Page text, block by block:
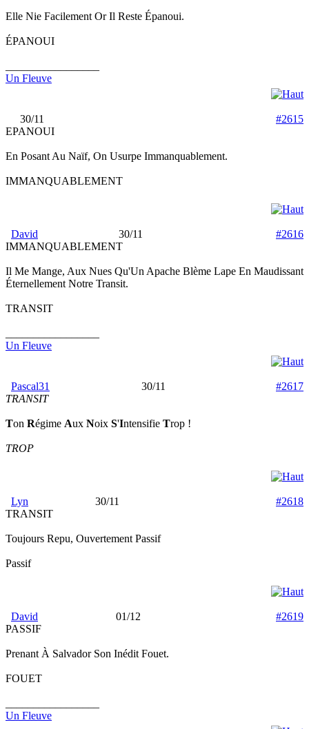
Elle Nie Facilement Or Il Reste Épanoui.
ÉPANOUI
Un Fleuve
30/11
#2615
EPANOUI
En Posant Au Naïf, On Usurpe Immanquablement.
IMMANQUABLEMENT
David 30/11
#2616
IMMANQUABLEMENT
Il Me Mange, Aux Nues Qu'Un Apache Blème Lape En Maudissant
Éternellement Notre Transit.
TRANSIT
Un Fleuve
Pascal31 30/11
#2617
TRANSIT
Ton Régime Aux Noix S'Intensifie Trop !
TROP
Lyn 30/11
#2618
TRANSIT
Toujours Repu, Ouvertement Passif
Passif
David 01/12
#2619
PASSIF
Prenant À Salvador Son Inédit Fouet.
FOUET
Un Fleuve